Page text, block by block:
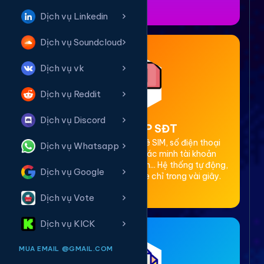
Dịch vụ Linkedin
Dịch vụ Soundcloud
Dịch vụ vk
Dịch vụ Reddit
Dịch vụ Discord
Dịch vụ Whatsapp
Dịch vụ Google
Dịch vụ Vote
Dịch vụ KICK
MUA EMAIL @GMAIL.COM
2. Thuê OTP SĐT
Cung cấp dịch vụ cho thuê SIM, số điện thoại
(SĐT) để nhận mã OTP xác minh tài khoản
Facebook, Google, Telegram... Hệ thống tự động,
bảo mật, giá rẻ, nhận code chỉ trong vài giây.